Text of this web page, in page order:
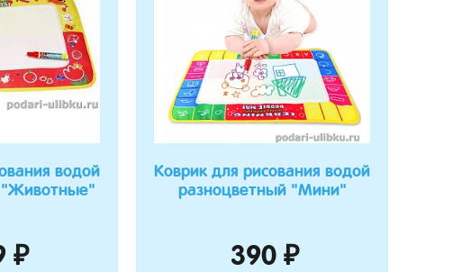
водой
"Животные"
₽
Коврик для рисования водой
разноцветный "Мини"
390 ₽